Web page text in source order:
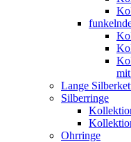
Lange
Silberringe
Ohrringe